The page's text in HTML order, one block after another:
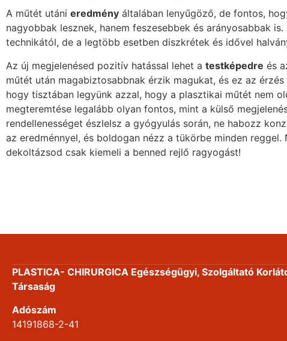
A műtét utáni eredmény általában lenyűgöző, de fontos,
nagyobbak lesznek, hanem feszesebbek és arányosabbak is.
technikától, de a legtöbb esetben diszkrétek és idővel
Az új megjelenésed pozitív hatással lehet a testképedre és
műtét után magabiztosabbnak érzik magukat, és ez az
hogy tisztában legyünk azzal, hogy a plasztikai műtét nem
megteremtése legalább olyan fontos, mint a külső
rendellenességet észlelsz a gyógyulás során, ne habozz
az eredménnyel, és boldogan nézz a tükörbe minden
dekoltázsod csak kiemeli a benned rejlő ragyogást!
PLASTICA- CHIRURGICA Egészségügyi, Szolgáltató
Társaság
Adószám
14191868-2-41